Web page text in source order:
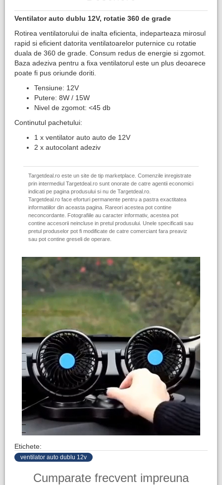
Ventilator auto dublu 12V, rotatie 360 de grade
Rotirea ventilatorului de inalta eficienta, indeparteaza mirosul
rapid si eficient datorita ventilatoarelor puternice cu rotatie
duala de 360 de grade. Consum redus de energie si zgomot.
Baza adeziva pentru a fixa ventilatorul este un plus deoarece
poate fi pus oriunde doriti.
Tensiune: 12V
Putere: 8W / 15W
Nivel de zgomot: <45 db
Continutul pachetului:
1 x ventilator auto auto de 12V
2 x autocolant adeziv
Targetdeal.ro este un site de tip marketplace. Comenzile inregistrate
prin intermediul Targetdeal.ro sunt onorate de catre agentii economici
indicati pe pagina produsului si nu de Targetdeal.ro.
Targetdeal.ro face eforturi permanente pentru a pastra exactitatea
informatiilor din aceasta pagina. Rareori acestea pot contine
neconcordante. Fotografiile au caracter informativ, acestea pot
contine accesorii neincluse in pretul produsului. Unele specificatii sau
pretul produselor pot fi modificate de catre comerciant fara preaviz
sau pot contine greseli de operare.
Etichete:
ventilator auto dublu 12v
Cumparate frecvent impreuna